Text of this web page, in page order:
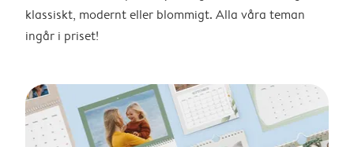
klassiskt, modernt eller blommigt. Alla våra teman
ingår i priset!